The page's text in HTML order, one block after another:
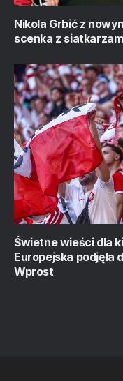
Nikola Grbić z
scenka z
Świetne wieści dla
Europejska podjęła
Wprost